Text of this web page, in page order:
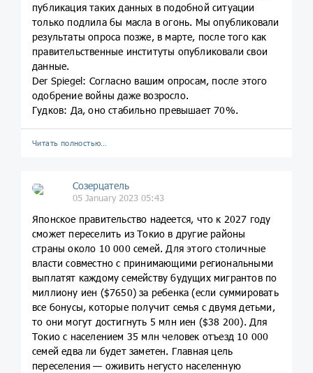
публикация таких данных в подобной ситуации
только подлила бы масла в огонь. Мы опубликовали
результаты опроса позже, в марте, после того как
правительственные институты опубликовали свои
данные.
Der Spiegel: Согласно вашим опросам, после этого
одобрение войны даже возросло.
Гудков: Да, оно стабильно превышает 70%.
Читать полностью…
Созерцатель
05 January 2023 05:43
Японское правительство надеется, что к 2027 году
сможет переселить из Токио в другие районы
страны около 10 000 семей. Для этого столичные
власти совместно с принимающими региональными
выплатят каждому семейству будущих мигрантов по
миллиону иен ($7650) за ребенка (если суммировать
все бонусы, которые получит семья с двумя детьми,
то они могут достигнуть 5 млн иен ($38 200). Для
Токио с населением 35 млн человек отъезд 10 000
семей едва ли будет заметен. Главная цель
переселения — оживить негусто населенную